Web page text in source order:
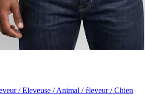
/ Eleveuse / Animal / éleveur / Chien